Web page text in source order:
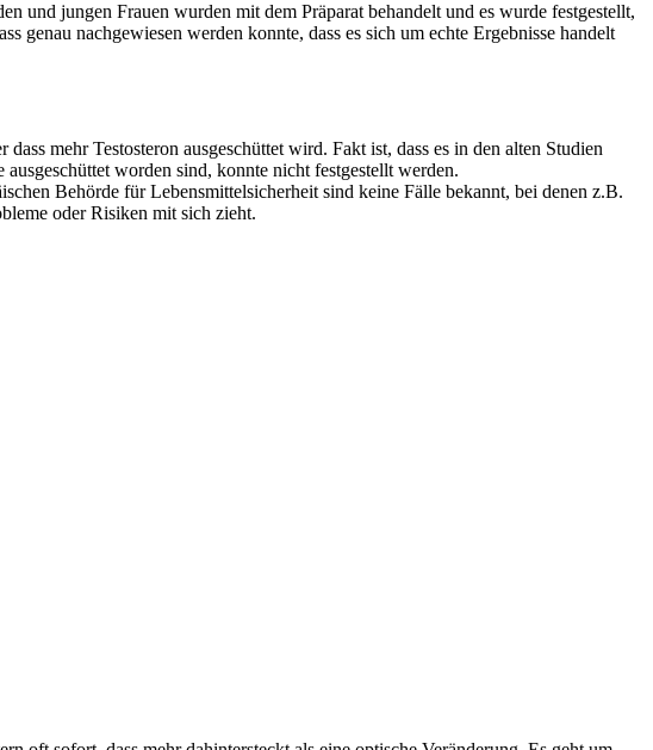
und jungen Frauen wurden mit dem Präparat behandelt und es wurde festgestellt,
genau nachgewiesen werden konnte, dass es sich um echte Ergebnisse handelt
mehr Testosteron ausgeschüttet wird. Fakt ist, dass es in den alten Studien
worden sind, konnte nicht festgestellt werden.
Behörde für Lebensmittelsicherheit sind keine Fälle bekannt, bei denen z.B.
oder Risiken mit sich zieht.